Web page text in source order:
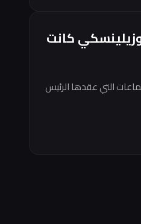
كانت
التي عقدها الرئيس